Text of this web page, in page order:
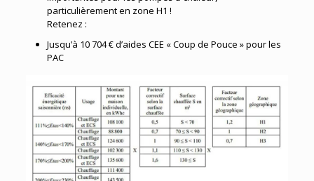
particulièrement en zone H1 !
Retenez :
Jusqu’à 10 704 € d’aides CEE « Coup de Pouce​ » pour les
PAC